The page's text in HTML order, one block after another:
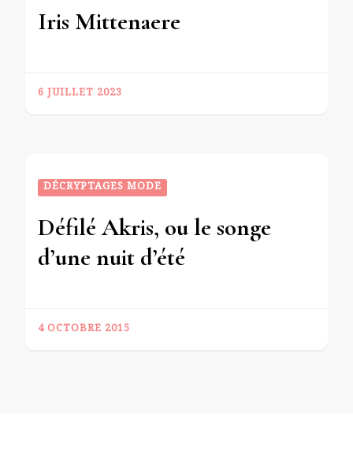
Iris Mittenaere
6 JUILLET 2023
DÉCRYPTAGES MODE
Défilé Akris, ou le songe
d’une nuit d’été
4 OCTOBRE 2015